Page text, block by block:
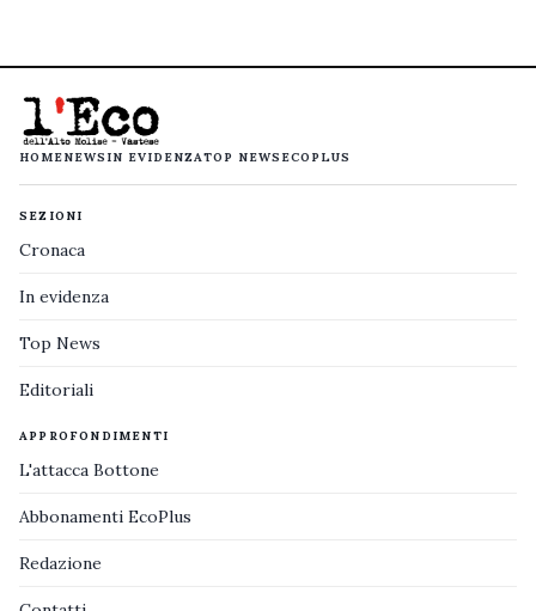
HOMENEWS IN EVIDENZATOP NEWS ECOPLUS
SEZIONI
Cronaca
In evidenza
Top News
Editoriali
APPROFONDIMENTI
L'attacca Bottone
Abbonamenti EcoPlus
Redazione